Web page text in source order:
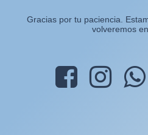
Gracias por tu paciencia.
volveremos